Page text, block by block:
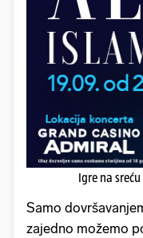
Igre na
Samo
zajedno možemo